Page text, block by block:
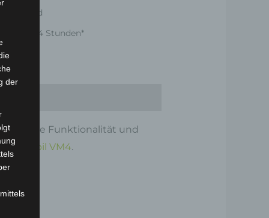
Versand
24 Stunden*
optimale Funktionalität und
VM4.
der